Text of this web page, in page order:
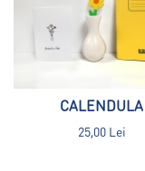
CALENDULA
25,00 Lei